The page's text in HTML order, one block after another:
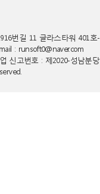
번길 11 글라스타워 401
: runsoft0@naver.com
신고번호 : 제2020-성남분당